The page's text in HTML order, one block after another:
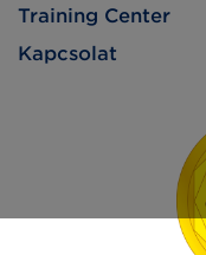
Training Center
Kapcsolat